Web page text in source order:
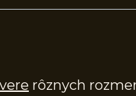
rôznych